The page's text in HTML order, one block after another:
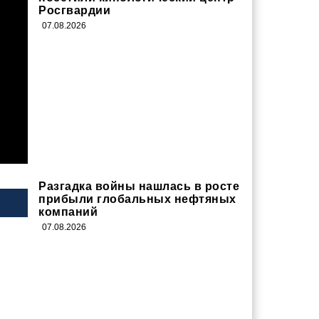
Росгвардии
07.08.2026
Разгадка войны нашлась в росте
прибыли глобальных нефтяных
компаний
07.08.2026